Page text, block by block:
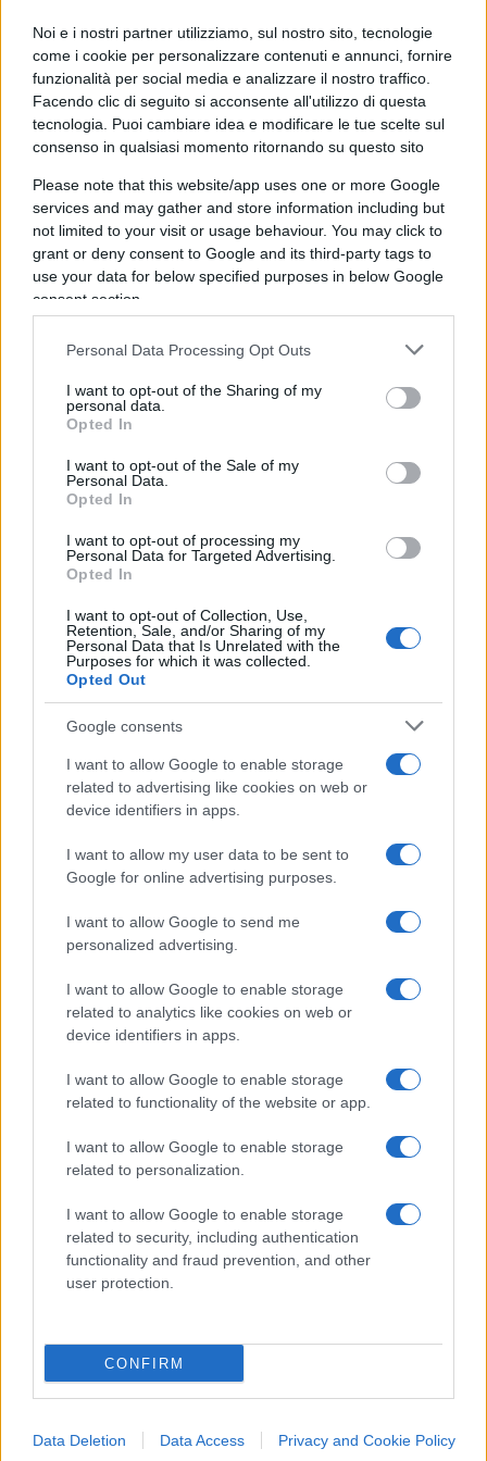
Noi e i nostri partner utilizziamo, sul nostro sito, tecnologie
come i cookie per personalizzare contenuti e annunci, fornire
funzionalità per social media e analizzare il nostro traffico.
Facendo clic di seguito si acconsente all'utilizzo di questa
tecnologia. Puoi cambiare idea e modificare le tue scelte sul
consenso in qualsiasi momento ritornando su questo sito
Please note that this website/app uses one or more Google
services and may gather and store information including but
not limited to your visit or usage behaviour. You may click to
grant or deny consent to Google and its third-party tags to
use your data for below specified purposes in below Google
consent section.
Personal Data Processing Opt Outs
I want to opt-out of the Sharing of my
personal data.
Opted In
I want to opt-out of the Sale of my
Personal Data.
Opted In
I want to opt-out of processing my
Personal Data for Targeted Advertising.
Opted In
I want to opt-out of Collection, Use,
Retention, Sale, and/or Sharing of my
Personal Data that Is Unrelated with the
Purposes for which it was collected.
Opted Out
Google consents
I want to allow Google to enable storage
related to advertising like cookies on web or
device identifiers in apps.
I want to allow my user data to be sent to
Google for online advertising purposes.
I want to allow Google to send me
personalized advertising.
I want to allow Google to enable storage
related to analytics like cookies on web or
device identifiers in apps.
I want to allow Google to enable storage
related to functionality of the website or app.
I want to allow Google to enable storage
related to personalization.
I want to allow Google to enable storage
related to security, including authentication
functionality and fraud prevention, and other
user protection.
CONFIRM
Data Deletion Data Access Privacy and Cookie Policy
per le code autostradali chilometriche
all’imboccatura del tunnel, racchiude nelle sue
viscereinstallazioni militarie addiritturaun
bunkerche in caso di emergenza diventerebbe
Quindi Sordi venne considerato a tutti gli effetti
come una spia.
Albertone fece addirittura ricorso, appoggiato dal
celebre avvocato e politico del cantone di Uri,
Franz Muheim. Il legale ricordò al Consiglio
Federale (il Governo svizzero) che sulla strada del
San Gottardo passavano centinaia di
stranieriche potevano allo stesso modo
osservare le installazioni militari di Andermatt.
celeberrimo connazionale dovette rinunciare alle
sospirate vacanze montane ad Andermatt.
Chissà se Alberto Sordi, quando poi fa dire al suo
Marchese del Grillo “
èsse seri!” si sarà ispirato, o avrà almeno
ripensato, alla curiosa vicenda della sua mancata
villa in Svizzera…
Andrea Gebbia, 13 gennaio 2023
Nicolaporro.it è anche su Whatsapp. È sufficiente
cliccare quiper iscriversi al canale ed essere sempre
aggiornati (gratis).
#SVIZZERA
Leggi i commenti
SEDUTE SATIRICHE
Vignetta del 07/08/2026